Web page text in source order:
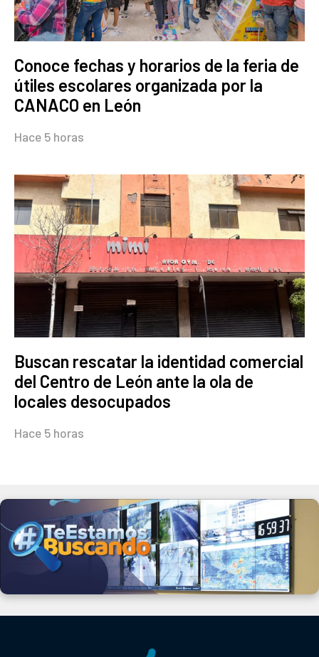
Conoce fechas y horarios de la feria de
útiles escolares organizada por la
CANACO en León
Hace 5 horas
Buscan rescatar la identidad comercial
del Centro de León ante la ola de
locales desocupados
Hace 5 horas